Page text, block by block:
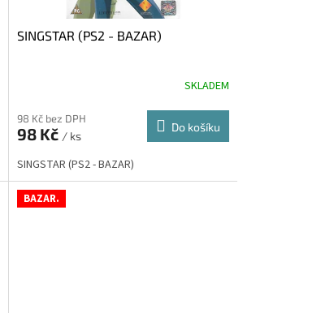
SINGSTAR (PS2 - BAZAR)
SKLADEM
98 Kč bez DPH
98 Kč / ks
Do košíku
SINGSTAR (PS2 - BAZAR)
BAZAR.